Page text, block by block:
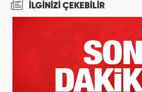
İLGİNİZİ ÇEKEBİLİR